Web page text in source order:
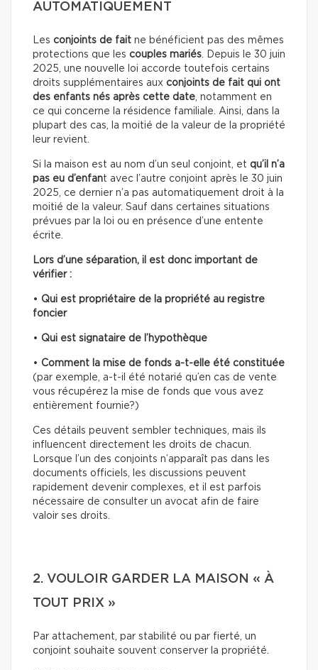
AUTOMATIQUEMENT
Les conjoints de fait ne bénéficient pas des mêmes
protections que les couples mariés. Depuis le 30 juin
2025, une nouvelle loi accorde toutefois certains
droits supplémentaires aux conjoints de fait qui ont
des enfants nés après cette date, notamment en
ce qui concerne la résidence familiale. Ainsi, dans la
plupart des cas, la moitié de la valeur de la propriété
leur revient.
Si la maison est au nom d’un seul conjoint, et qu’il n’a
pas eu d’enfant avec l’autre conjoint après le 30 juin
2025, ce dernier n’a pas automatiquement droit à la
moitié de la valeur. Sauf dans certaines situations
prévues par la loi ou en présence d’une entente
écrite.
Lors d’une séparation, il est donc important de
vérifier :
• Qui est propriétaire de la propriété au registre
foncier
• Qui est signataire de l’hypothèque
• Comment la mise de fonds a-t-elle été constituée
(par exemple, a-t-il été notarié qu’en cas de vente
vous récupérez la mise de fonds que vous avez
entièrement fournie?)
Ces détails peuvent sembler techniques, mais ils
influencent directement les droits de chacun.
Lorsque l’un des conjoints n’apparaît pas dans les
documents officiels, les discussions peuvent
rapidement devenir complexes, et il est parfois
nécessaire de consulter un avocat afin de faire
valoir ses droits.
2. VOULOIR GARDER LA MAISON « À
TOUT PRIX »
Par attachement, par stabilité ou par fierté, un
conjoint souhaite souvent conserver la propriété.